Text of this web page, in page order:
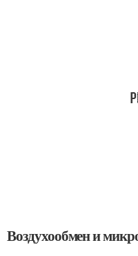
Воздухообмен и